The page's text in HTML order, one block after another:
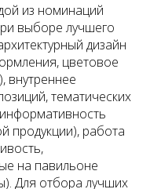
из номинаций
выборе лучшего
дизайн
цветовое
внутреннее
тематических
продукции), работа
на павильоне
Для отбора лучших